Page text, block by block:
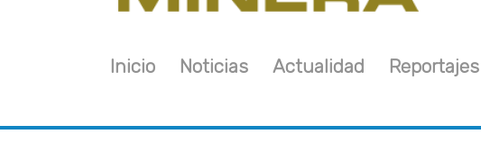
Inicio Noticias Actualidad Reportajes